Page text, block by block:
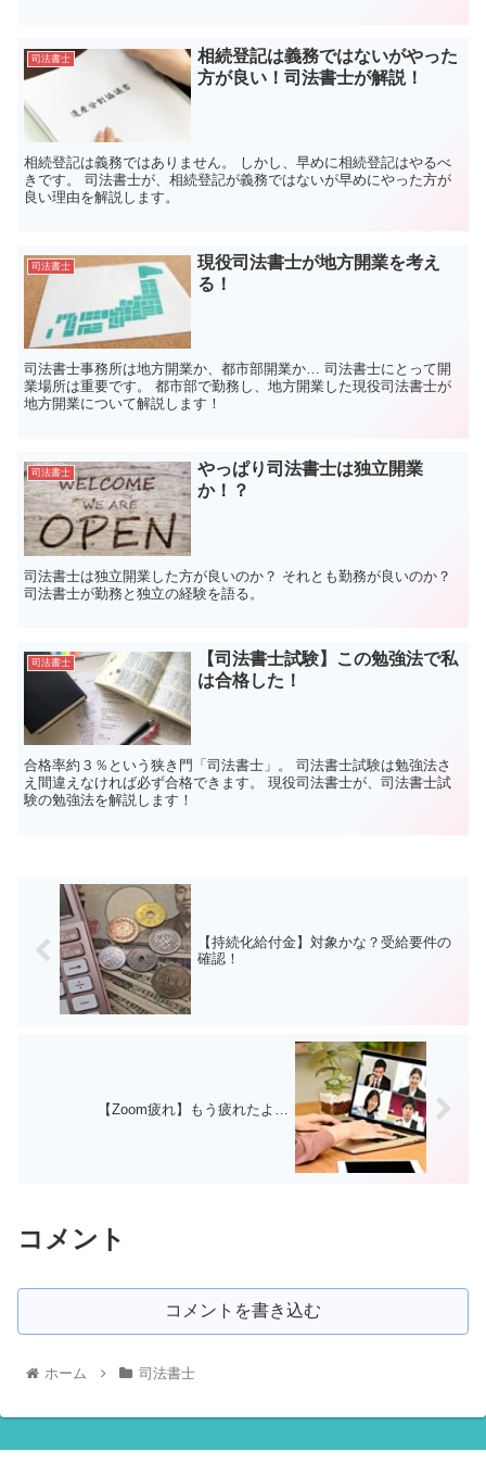
司法書士
相続登記は義務ではないがやった
方が良い！司法書士が解説！
相続登記は義務ではありません。 しかし、早めに相続登記はやるべ
きです。 司法書士が、相続登記が義務ではないが早めにやった方が
良い理由を解説します。
司法書士
現役司法書士が地方開業を考え
る！
司法書士事務所は地方開業か、都市部開業か… 司法書士にとって開
業場所は重要です。 都市部で勤務し、地方開業した現役司法書士が
地方開業について解説します！
司法書士
やっぱり司法書士は独立開業
か！？
司法書士は独立開業した方が良いのか？ それとも勤務が良いのか？
司法書士が勤務と独立の経験を語る。
司法書士
【司法書士試験】この勉強法で私
は合格した！
合格率約３％という狭き門「司法書士」。 司法書士試験は勉強法さ
え間違えなければ必ず合格できます。 現役司法書士が、司法書士試
験の勉強法を解説します！
【持続化給付金】対象かな？受給要件の
確認！
【Zoom疲れ】もう疲れたよ…
コメント
コメントを書き込む
ホーム 司法書士